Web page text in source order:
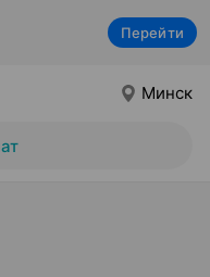
Перейти
Минск